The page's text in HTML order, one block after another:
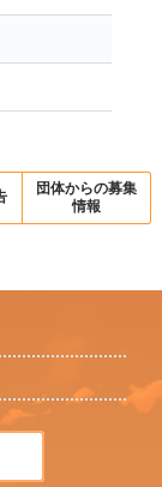
団体からの募集
情報